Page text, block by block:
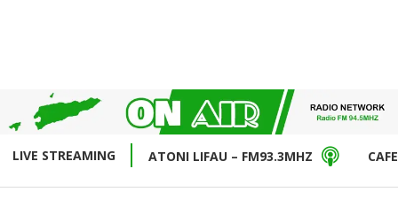
LIVE STREAMING ATONI LIFAU – FM93.3MHZ